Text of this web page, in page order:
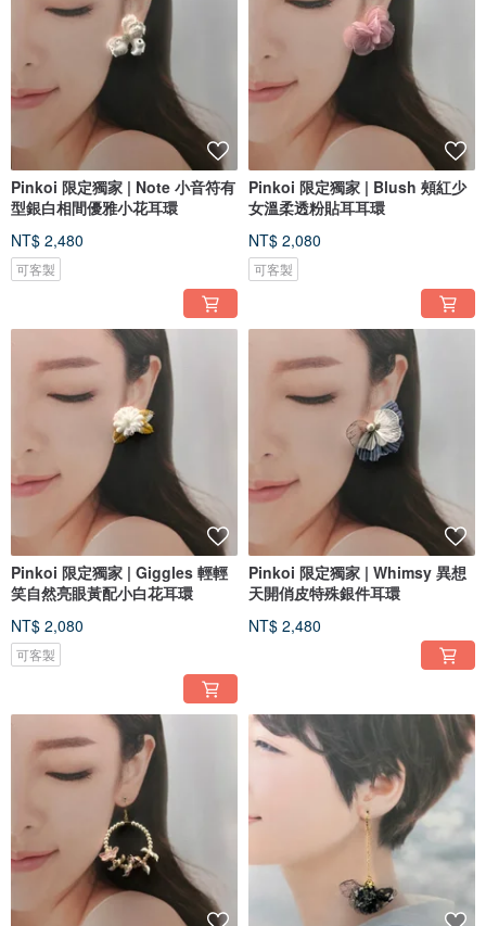
Pinkoi 限定獨家 | Note 小音符有
型銀白相間優雅小花耳環
NT$ 2,480
可客製
Pinkoi 限定獨家 | Blush 頰紅少
女溫柔透粉貼耳耳環
NT$ 2,080
可客製
Pinkoi 限定獨家 | Giggles 輕輕
笑自然亮眼黃配小白花耳環
NT$ 2,080
可客製
Pinkoi 限定獨家 | Whimsy 異想
天開俏皮特殊銀件耳環
NT$ 2,480